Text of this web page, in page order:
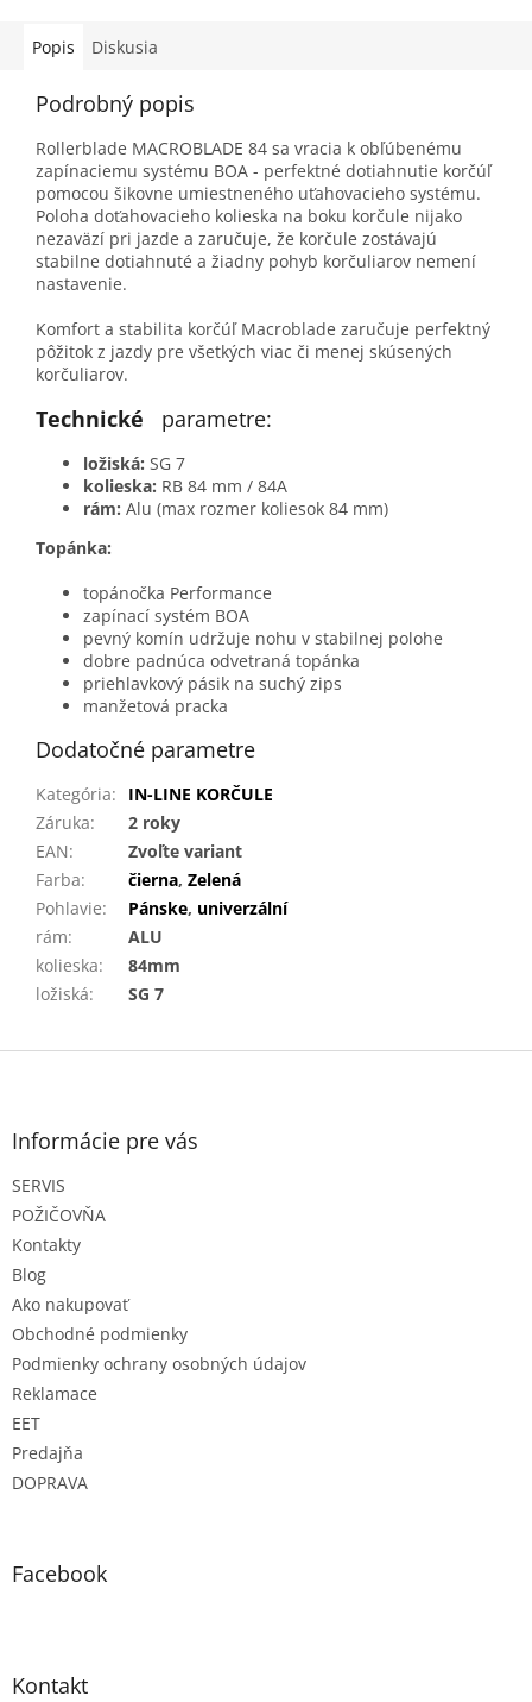
Popis Diskusia
Podrobný popis
Rollerblade MACROBLADE 84 sa vracia k obľúbenému
zapínaciemu systému BOA - perfektné dotiahnutie korčúľ
pomocou šikovne umiestneného uťahovacieho systému.
Poloha doťahovacieho kolieska na boku korčule nijako
nezaväzí pri jazde a zaručuje, že korčule zostávajú
stabilne dotiahnuté a žiadny pohyb korčuliarov nemení
nastavenie.
Komfort a stabilita korčúľ Macroblade zaručuje perfektný
pôžitok z jazdy pre všetkých viac či menej skúsených
korčuliarov.
Technické parametre:
ložiská: SG 7
kolieska: RB 84 mm / 84A
rám: Alu (max rozmer koliesok 84 mm)
Topánka:
topánočka Performance
zapínací systém BOA
pevný komín udržuje nohu v stabilnej polohe
dobre padnúca odvetraná topánka
priehlavkový pásik na suchý zips
manžetová pracka
Dodatočné parametre
Kategória:
IN-LINE KORČULE
Záruka:
2 roky
EAN:
Zvoľte variant
Farba: čierna, Zelená
Pohlavie: Pánske, univerzální
rám:
ALU
kolieska:
84mm
ložiská: SG 7
Z
Informácie pre vás
SERVIS
POŽIČOVŇA
Kontakty
Blog
Ako nakupovať
Obchodné podmienky
Podmienky ochrany osobných údajov
Reklamace
EET
Predajňa
DOPRAVA
Facebook
Kontakt